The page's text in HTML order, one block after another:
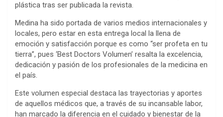
plástica tras ser publicada la revista.
Medina ha sido portada de varios medios internacionales y
locales, pero estar en esta entrega local la llena de
emoción y satisfacción porque es como “ser profeta en tu
tierra”, pues ‘Best Doctors Volumen’ resalta la excelencia,
dedicación y pasión de los profesionales de la medicina en
el país.
Este volumen especial destaca las trayectorias y aportes
de aquellos médicos que, a través de su incansable labor,
han marcado la diferencia en el cuidado y bienestar de la